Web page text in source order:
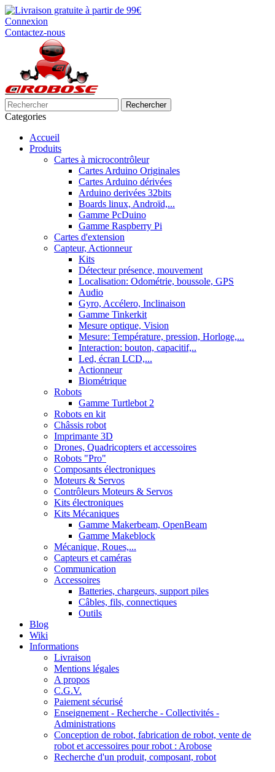
Connexion
Contactez-nous
Rechercher
Categories
Accueil
Produits
Cartes à microcontrôleur
Cartes Arduino Originales
Cartes Arduino dérivées
Arduino derivées 32bits
Boards linux, Androïd,...
Gamme PcDuino
Gamme Raspberry Pi
Cartes d'extension
Capteur, Actionneur
Kits
Détecteur présence, mouvement
Localisation: Odométrie, boussole, GPS
Audio
Gyro, Accélero, Inclinaison
Gamme Tinkerkit
Mesure optique, Vision
Mesure: Température, pression, Horloge,...
Interaction: bouton, capacitif,..
Led, écran LCD,...
Actionneur
Biométrique
Robots
Gamme Turtlebot 2
Robots en kit
Châssis robot
Imprimante 3D
Drones, Quadricopters et accessoires
Robots "Pro"
Composants électroniques
Moteurs & Servos
Contrôleurs Moteurs & Servos
Kits électroniques
Kits Mécaniques
Gamme Makerbeam, OpenBeam
Gamme Makeblock
Mécanique, Roues,...
Capteurs et caméras
Communication
Accessoires
Batteries, chargeurs, support piles
Câbles, fils, connectiques
Outils
Blog
Wiki
Informations
Livraison
Mentions légales
A propos
C.G.V.
Paiement sécurisé
Enseignement - Recherche - Collectivités -
Administrations
Conception de robot, fabrication de robot, vente de
robot et accessoires pour robot : Arobose
Recherche d'un produit, composant, robot